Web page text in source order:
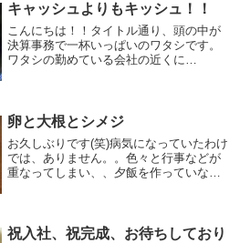
た、、『鶏のから揚げ』を作りまし...
キャッシュよりもキッシュ！！
こんにちは！！タイトル通り、頭の中が
決算事務で一杯いっぱいのワタシです。
ワタシの勤めている会社の近くに
わり地域発展をコンセプト...
卵と大根とシメジ
お久しぶりです(笑)病気になっていたわけ
では、ありません。。色々と行事などが
重なってしまい、、夕飯を作っていなか
た。早く消費しようと思い、...
祝入社、祝完成、お待ちしており